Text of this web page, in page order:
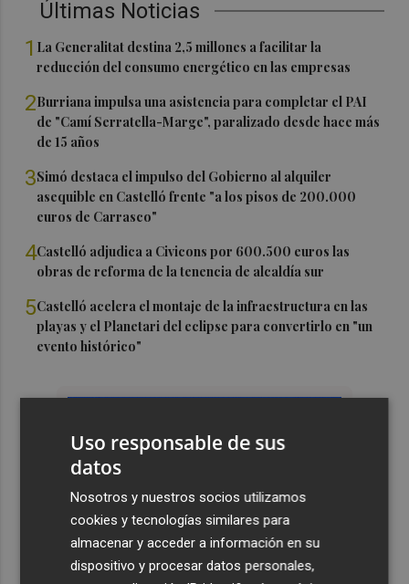
Últimas Noticias
1 La Generalitat destina 2,5 millones a facilitar la
reducción del consumo energético en las empresas
2Burriana impulsa una asistencia para completar el PAI
de "Camí Serratella-Marge", paralizado desde hace más
de 15 años
3Simó destaca el impulso del Gobierno al alquiler
asequible en Castelló frente "a los pisos de 200.000
euros de Carrasco"
4Castelló adjudica a Civicons por 600.500 euros las
obras de reforma de la tenencia de alcaldía sur
5Castelló acelera el montaje de la infraestructura en las
playas y el Planetari del eclipse para convertirlo en "un
evento histórico"
Uso responsable de sus
datos
Nosotros y nuestros socios utilizamos
cookies y tecnologías similares para
almacenar y acceder a información en su
dispositivo y procesar datos personales,